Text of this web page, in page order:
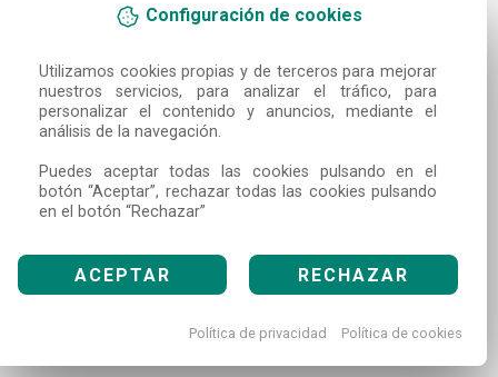
Configuración de cookies
Utilizamos cookies propias y de terceros para mejorar
nuestros servicios, para analizar el tráfico, para
personalizar el contenido y anuncios, mediante el
análisis de la navegación.
Puedes aceptar todas las cookies pulsando en el
botón “Aceptar”, rechazar todas las cookies pulsando
en el botón “Rechazar”
ACEPTAR RECHAZAR
Política de privacidad Política de cookies